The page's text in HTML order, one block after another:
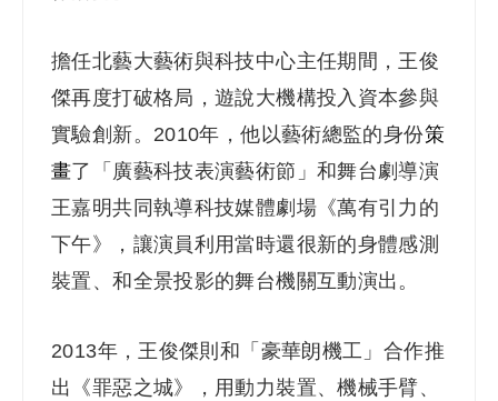
擔任北藝大藝術與科技中心主任期間，王俊
傑再度打破格局，遊說大機構投入資本參與
實驗創新。2010年，他以藝術總監的身份策
畫了「廣藝科技表演藝術節」和舞台劇導演
王嘉明共同執導科技媒體劇場《萬有引力的
下午》，讓演員利用當時還很新的身體感測
裝置、和全景投影的舞台機關互動演出。
2013年，王俊傑則和「豪華朗機工」合作推
出《罪惡之城》，用動力裝置、機械手臂、